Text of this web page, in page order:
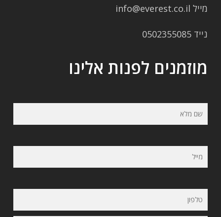
מייל info@everest.co.il
נייד 0502355085
מוזמנים לפנות אלינו